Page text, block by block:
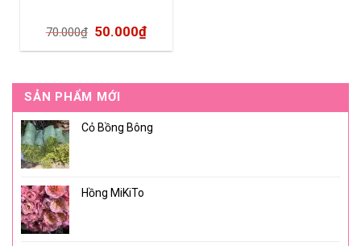
70.000₫ 50.000₫
SẢN PHẨM MỚI
Cỏ Bồng Bông
Hồng MiKiTo